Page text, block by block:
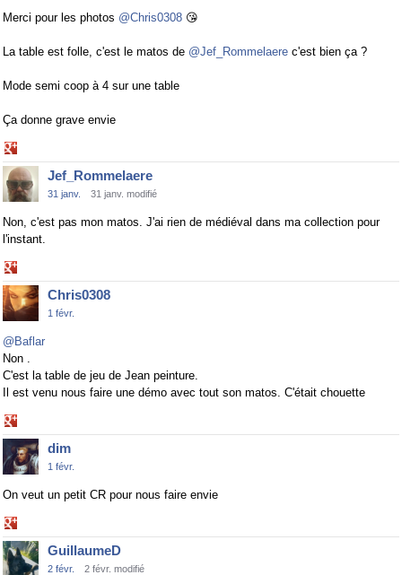
Merci pour les photos @Chris0308 😘
La table est folle, c'est le matos de @Jef_Rommelaere c'est bien ça ?
Mode semi coop à 4 sur une table
Ça donne grave envie
on
Google+Jef_Rommelaere
31 janv. 31 janv. modifié
Non, c'est pas mon matos. J'ai rien de médiéval dans ma collection pour
l'instant.
on
Google+Chris0308
1 févr.
@Baflar
Non .
C'est la table de jeu de Jean peinture.
Il est venu nous faire une démo avec tout son matos. C'était chouette
on
Google+dim
1 févr.
On veut un petit CR pour nous faire envie
on
Google+GuillaumeD
2 févr. 2 févr. modifié